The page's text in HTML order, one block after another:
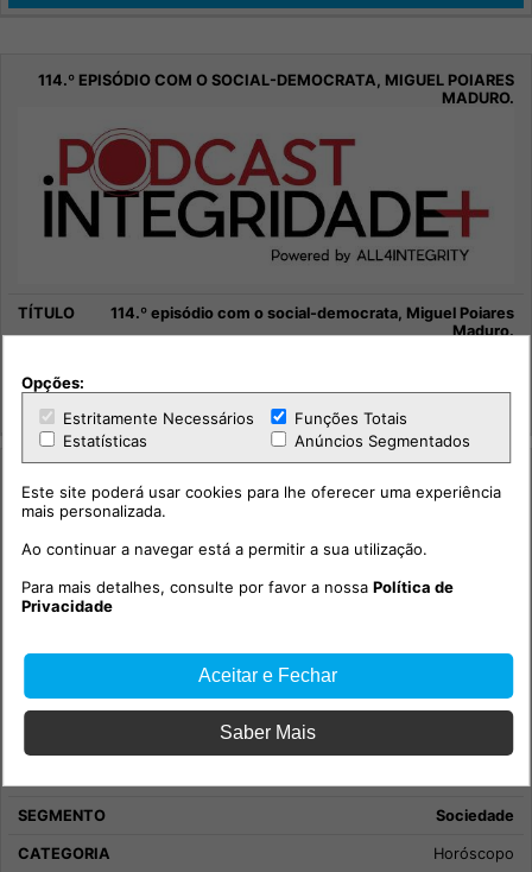
114.º episódio com o social-democrata, Miguel Poiares
Maduro.
Sociedade
Horóscopo
Opções:
Estritamente Necessários
Funções Totais
Estatísticas
Anúncios Segmentados
Este site poderá usar cookies para lhe oferecer uma experiência
mais personalizada.
Ao continuar a navegar está a permitir a sua utilização.
Para mais detalhes, consulte por favor a nossaPolítica de
Privacidade
Aceitar e Fechar
Saber Mais